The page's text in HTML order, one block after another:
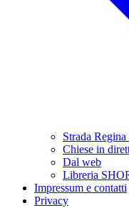
Strada
Chiese in
Dal web
Libreria
Impressum e contatti
Privacy